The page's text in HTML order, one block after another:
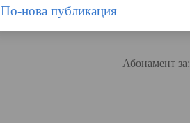
По-нова публикация
Абонамент за: